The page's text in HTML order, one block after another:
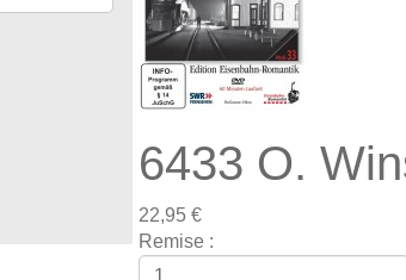
6433 O.
22,95 €
Remise :